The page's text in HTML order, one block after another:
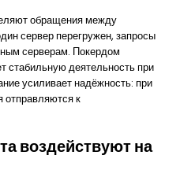
обращения между
сервер перегружен, запросы
серверам. Покердом
стабильную деятельность при
усиливает надёжность: при
отправляются к
воздействуют на